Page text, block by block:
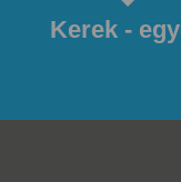
Kerek -